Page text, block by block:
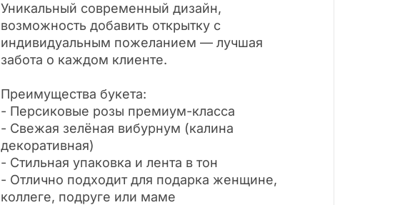
Уникальный современный дизайн,
возможность добавить открытку с
индивидуальным пожеланием — лучшая
забота о каждом клиенте.
Преимущества букета:
- Персиковые розы премиум-класса
- Свежая зелёная вибурнум (калина
декоративная)
- Стильная упаковка и лента в тон
- Отлично подходит для подарка женщине,
коллеге, подруге или маме